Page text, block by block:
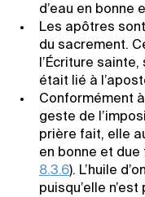
d’eau en bonne
Les apôtres
du sacrement.
l’Écriture
était lié à
Conformément
geste de
prière fait, elle
en bonne et
8.3.6). L’huile
puisqu’elle